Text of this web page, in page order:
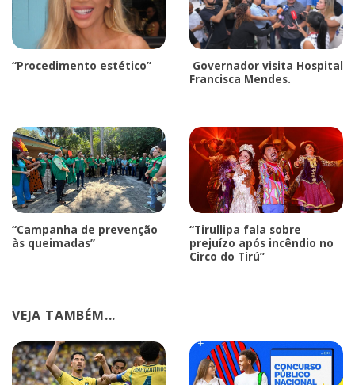
“Procedimento estético”
Governador visita Hospital
Francisca Mendes.
“Campanha de prevenção
às queimadas”
“Tirullipa fala sobre
prejuízo após incêndio no
Circo do Tirú”
VEJA TAMBÉM...